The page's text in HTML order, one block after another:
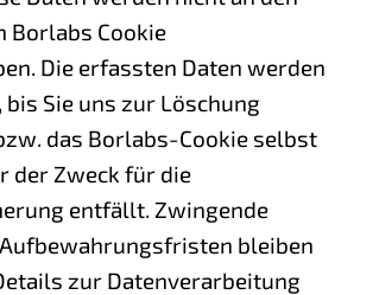
Borlabs Cookie
Die erfassten Daten werden
Sie uns zur Löschung
das Borlabs-Cookie selbst
der Zweck für die
entfällt. Zwingende
bleiben
zur Datenverarbeitung